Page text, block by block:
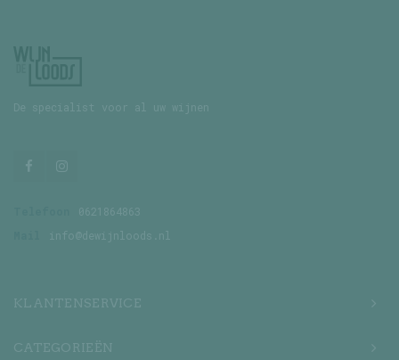
De specialist voor al uw wijnen
0621864863
info@dewijnloods.nl
KLANTENSERVICE
CATEGORIEËN